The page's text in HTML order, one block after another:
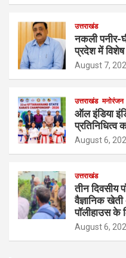
उत्तराखंड
नकली पनीर-
प्रदेश में
August 7,
उत्तराखंड मनोरंजन
ऑल इंडिया
प्रतिनिधित्व
August 6,
उत्तराखंड
तीन दिवसीय
वैज्ञानिक
पॉलीहाउस के
August 6,